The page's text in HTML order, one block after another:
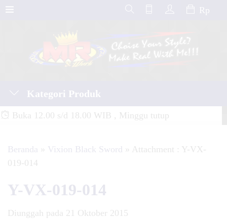
Rp
Kategori Produk
Buka 12.00 s/d 18.00 WIB , Minggu tutup
Beranda » Vixion Black Sword
» Attachment : Y-VX-
019-014
Y-VX-019-014
Diunggah pada 21 Oktober 2015